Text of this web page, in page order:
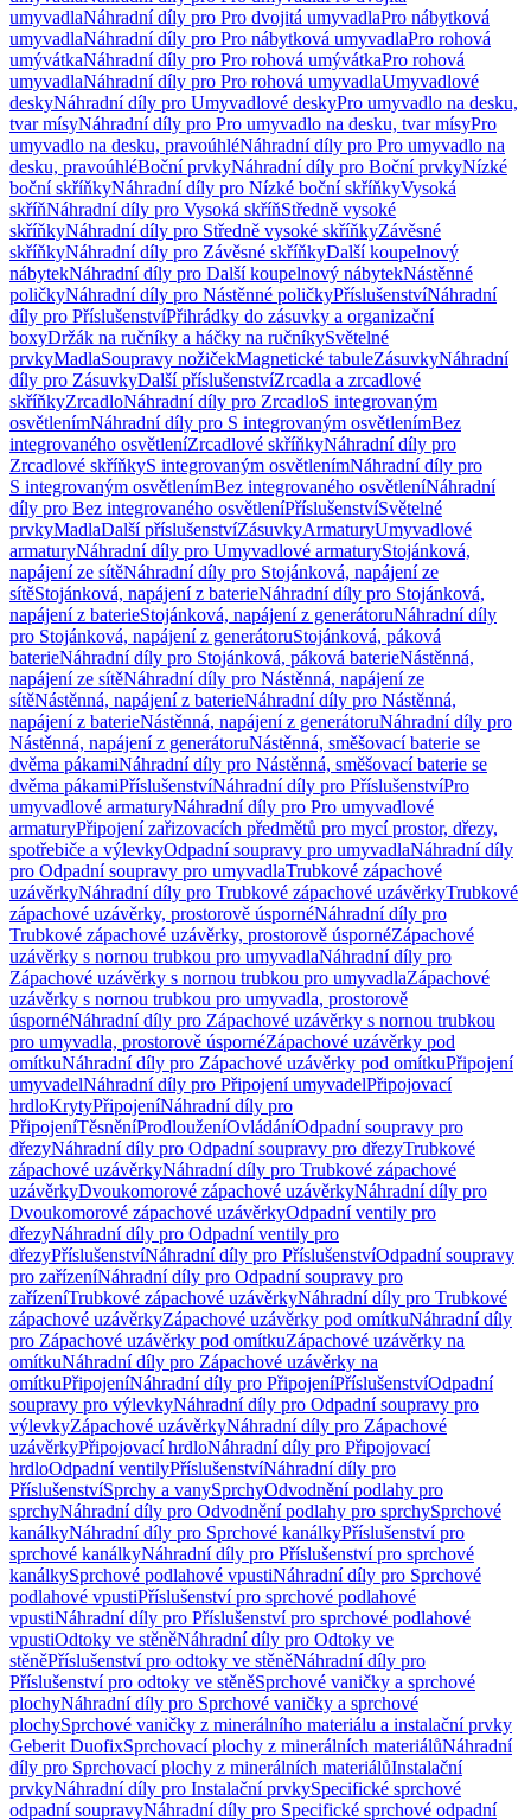
umyvadlaNáhradní díly pro Pro dvojitá umyvadlaPro nábytková
umyvadlaNáhradní díly pro Pro nábytková umyvadlaPro rohová
umývátkaNáhradní díly pro Pro rohová umývátkaPro rohová
umyvadlaNáhradní díly pro Pro rohová umyvadlaUmyvadlové
deskyNáhradní díly pro Umyvadlové deskyPro umyvadlo na desku,
tvar mísyNáhradní díly pro Pro umyvadlo na desku, tvar mísyPro
umyvadlo na desku, pravoúhléNáhradní díly pro Pro umyvadlo na
desku, pravoúhléBoční prvkyNáhradní díly pro Boční prvkyNízké
boční skříňkyNáhradní díly pro Nízké boční skříňkyVysoká
skříňNáhradní díly pro Vysoká skříňStředně vysoké
skříňkyNáhradní díly pro Středně vysoké skříňkyZávěsné
skříňkyNáhradní díly pro Závěsné skříňkyDalší koupelnový
nábytekNáhradní díly pro Další koupelnový nábytekNástěnné
poličkyNáhradní díly pro Nástěnné poličkyPříslušenstvíNáhradní
díly pro PříslušenstvíPřihrádky do zásuvky a organizační
boxyDržák na ručníky a háčky na ručníkySvětelné
prvkyMadlaSoupravy nožičekMagnetické tabuleZásuvkyNáhradní
díly pro ZásuvkyDalší příslušenstvíZrcadla a zrcadlové
skříňkyZrcadloNáhradní díly pro ZrcadloS integrovaným
osvětlenímNáhradní díly pro S integrovaným osvětlenímBez
integrovaného osvětleníZrcadlové skříňkyNáhradní díly pro
Zrcadlové skříňkyS integrovaným osvětlenímNáhradní díly pro
S integrovaným osvětlenímBez integrovaného osvětleníNáhradní
díly pro Bez integrovaného osvětleníPříslušenstvíSvětelné
prvkyMadlaDalší příslušenstvíZásuvkyArmaturyUmyvadlové
armaturyNáhradní díly pro Umyvadlové armaturyStojánková,
napájení ze sítěNáhradní díly pro Stojánková, napájení ze
sítěStojánková, napájení z baterieNáhradní díly pro Stojánková,
napájení z baterieStojánková, napájení z generátoruNáhradní díly
pro Stojánková, napájení z generátoruStojánková, páková
baterieNáhradní díly pro Stojánková, páková baterieNástěnná,
napájení ze sítěNáhradní díly pro Nástěnná, napájení ze
sítěNástěnná, napájení z baterieNáhradní díly pro Nástěnná,
napájení z baterieNástěnná, napájení z generátoruNáhradní díly pro
Nástěnná, napájení z generátoruNástěnná, směšovací baterie se
dvěma pákamiNáhradní díly pro Nástěnná, směšovací baterie se
dvěma pákamiPříslušenstvíNáhradní díly pro PříslušenstvíPro
umyvadlové armaturyNáhradní díly pro Pro umyvadlové
armaturyPřipojení zařizovacích předmětů pro mycí prostor, dřezy,
spotřebiče a výlevkyOdpadní soupravy pro umyvadlaNáhradní díly
pro Odpadní soupravy pro umyvadlaTrubkové zápachové
uzávěrkyNáhradní díly pro Trubkové zápachové uzávěrkyTrubkové
zápachové uzávěrky, prostorově úspornéNáhradní díly pro
Trubkové zápachové uzávěrky, prostorově úspornéZápachové
uzávěrky s nornou trubkou pro umyvadlaNáhradní díly pro
Zápachové uzávěrky s nornou trubkou pro umyvadlaZápachové
uzávěrky s nornou trubkou pro umyvadla, prostorově
úspornéNáhradní díly pro Zápachové uzávěrky s nornou trubkou
pro umyvadla, prostorově úspornéZápachové uzávěrky pod
omítkuNáhradní díly pro Zápachové uzávěrky pod omítkuPřipojení
umyvadelNáhradní díly pro Připojení umyvadelPřipojovací
hrdloKrytyPřipojeníNáhradní díly pro
PřipojeníTěsněníProdlouženíOvládáníOdpadní soupravy pro
dřezyNáhradní díly pro Odpadní soupravy pro dřezyTrubkové
zápachové uzávěrkyNáhradní díly pro Trubkové zápachové
uzávěrkyDvoukomorové zápachové uzávěrkyNáhradní díly pro
Dvoukomorové zápachové uzávěrkyOdpadní ventily pro
dřezyNáhradní díly pro Odpadní ventily pro
dřezyPříslušenstvíNáhradní díly pro PříslušenstvíOdpadní soupravy
pro zařízeníNáhradní díly pro Odpadní soupravy pro
zařízeníTrubkové zápachové uzávěrkyNáhradní díly pro Trubkové
zápachové uzávěrkyZápachové uzávěrky pod omítkuNáhradní díly
pro Zápachové uzávěrky pod omítkuZápachové uzávěrky na
omítkuNáhradní díly pro Zápachové uzávěrky na
omítkuPřipojeníNáhradní díly pro PřipojeníPříslušenstvíOdpadní
soupravy pro výlevkyNáhradní díly pro Odpadní soupravy pro
výlevkyZápachové uzávěrkyNáhradní díly pro Zápachové
uzávěrkyPřipojovací hrdloNáhradní díly pro Připojovací
hrdloOdpadní ventilyPříslušenstvíNáhradní díly pro
PříslušenstvíSprchy a vanySprchyOdvodnění podlahy pro
sprchyNáhradní díly pro Odvodnění podlahy pro sprchySprchové
kanálkyNáhradní díly pro Sprchové kanálkyPříslušenství pro
sprchové kanálkyNáhradní díly pro Příslušenství pro sprchové
kanálkySprchové podlahové vpustiNáhradní díly pro Sprchové
podlahové vpustiPříslušenství pro sprchové podlahové
vpustiNáhradní díly pro Příslušenství pro sprchové podlahové
vpustiOdtoky ve stěněNáhradní díly pro Odtoky ve
stěněPříslušenství pro odtoky ve stěněNáhradní díly pro
Příslušenství pro odtoky ve stěněSprchové vaničky a sprchové
plochyNáhradní díly pro Sprchové vaničky a sprchové
plochySprchové vaničky z minerálního materiálu a instalační prvky
Geberit DuofixSprchovací plochy z minerálních materiálůNáhradní
díly pro Sprchovací plochy z minerálních materiálůInstalační
prvkyNáhradní díly pro Instalační prvkySpecifické sprchové
odpadní soupravyNáhradní díly pro Specifické sprchové odpadní